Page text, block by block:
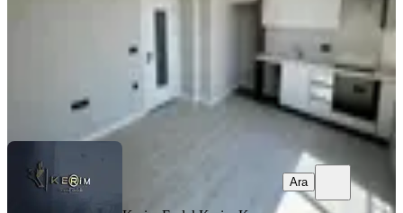
19.000 ₺
Kerim Kızmaz
Ara